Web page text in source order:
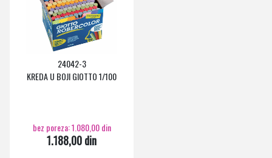
24042-3
KREDA U BOJI GIOTTO 1/100
bez poreza: 1.080,00 din
1.188,00 din